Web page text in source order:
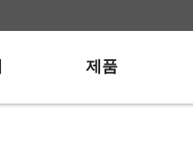
제품